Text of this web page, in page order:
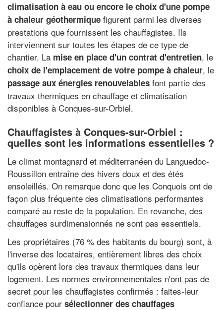
climatisation à eau ou encore le choix d'une pompe
à chaleur géothermique figurent parmi les diverses
prestations que fournissent les chauffagistes. Ils
interviennent sur toutes les étapes de ce type de
chantier. La mise en place d'un contrat d'entretien, le
choix de l'emplacement de votre pompe à chaleur, le
passage aux énergies renouvelables font partie des
travaux thermiques en chauffage et climatisation
disponibles à Conques-sur-Orbiel.
Chauffagistes à Conques-sur-Orbiel :
quelles sont les informations essentielles ?
Le climat montagnard et méditerranéen du Languedoc-
Roussillon entraîne des hivers doux et des étés
ensoleillés. On remarque donc que les Conquois ont de
façon plus fréquente des climatisations performantes
comparé au reste de la population. En revanche, des
chauffages surdimensionnés ne sont pas essentiels.
Les propriétaires (76 % des habitants du bourg) sont, à
l'inverse des locataires, entièrement libres des choix
qu'ils opèrent lors des travaux thermiques dans leur
logement. Les normes environnementales n'ont pas de
secret pour les chauffagistes confirmés : faites-leur
confiance pour sélectionner des chauffages